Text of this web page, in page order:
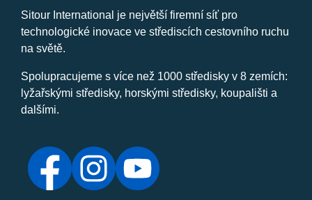
Sitour International je největší firemní síť pro
technologické inovace ve střediscích cestovního ruchu
na světě.
Spolupracujeme s více než 1000 středisky v 8 zemích:
lyžařskými středisky, horskými středisky, koupališti a
dalšími.